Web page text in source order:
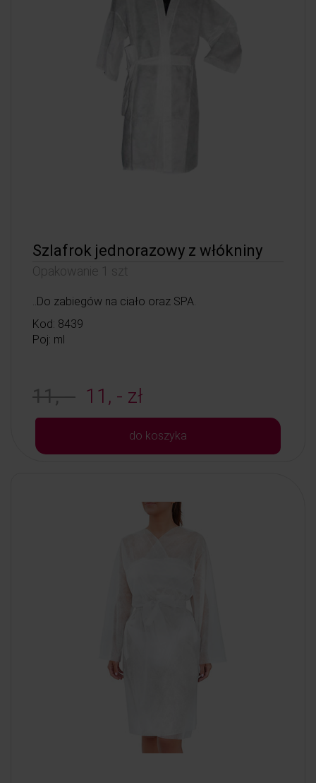
Szlafrok jednorazowy z włókniny
Opakowanie 1 szt
..Do zabiegów na ciało oraz SPA.
Kod: 8439
Poj: ml
11, - 11, - zł
do koszyka